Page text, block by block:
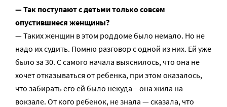
— Так поступают с детьми только совсем
опустившиеся женщины?
— Таких женщин в этом роддоме было немало. Но не
надо их судить. Помню разговор с одной из них. Ей уже
было за 30. С самого начала выяснилось, что она не
хочет отказываться от ребенка, при этом оказалось,
что забирать его ей было некуда – она жила на
вокзале. От кого ребенок, не знала — сказала, что